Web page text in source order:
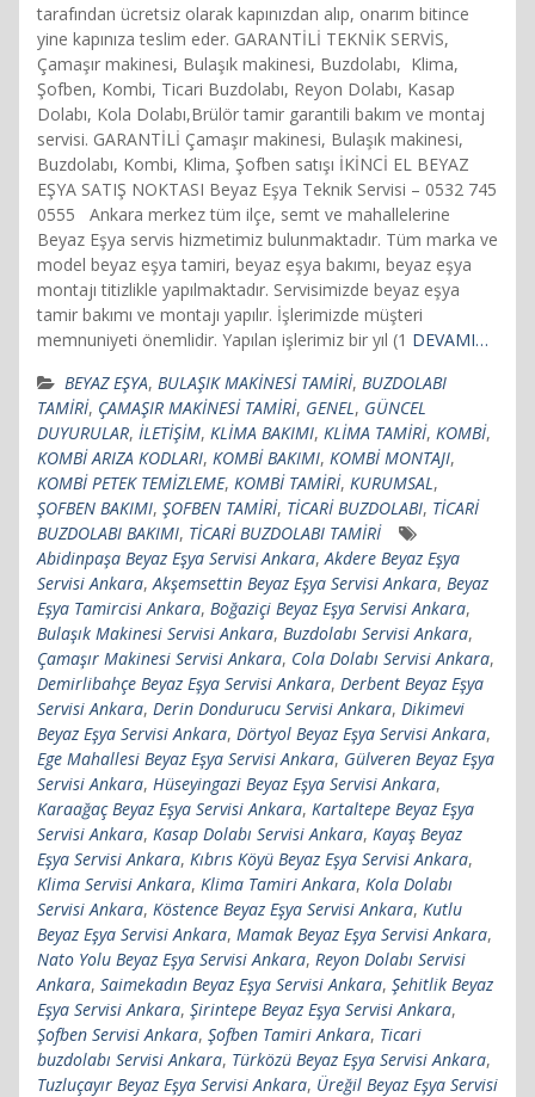
tarafından ücretsiz olarak kapınızdan alıp, onarım bitince
yine kapınıza teslim eder. GARANTİLİ TEKNİK SERVİS,
Çamaşır makinesi, Bulaşık makinesi, Buzdolabı, Klima,
Şofben, Kombi, Ticari Buzdolabı, Reyon Dolabı, Kasap
Dolabı, Kola Dolabı,Brülör tamir garantili bakım ve montaj
servisi. GARANTİLİ Çamaşır makinesi, Bulaşık makinesi,
Buzdolabı, Kombi, Klima, Şofben satışı İKİNCİ EL BEYAZ
EŞYA SATIŞ NOKTASI Beyaz Eşya Teknik Servisi – 0532 745
0555 Ankara merkez tüm ilçe, semt ve mahallelerine
Beyaz Eşya servis hizmetimiz bulunmaktadır. Tüm marka ve
model beyaz eşya tamiri, beyaz eşya bakımı, beyaz eşya
montajı titizlikle yapılmaktadır. Servisimizde beyaz eşya
tamir bakımı ve montajı yapılır. İşlerimizde müşteri
memnuniyeti önemlidir. Yapılan işlerimiz bir yıl (1 DEVAMI…
BEYAZ EŞYA, BULAŞIK MAKİNESİ TAMİRİ, BUZDOLABI
TAMİRİ, ÇAMAŞIR MAKİNESİ TAMİRİ, GENEL, GÜNCEL
DUYURULAR, İLETİŞİM, KLİMA BAKIMI, KLİMA TAMİRİ, KOMBİ,
KOMBİ ARIZA KODLARI, KOMBİ BAKIMI, KOMBİ MONTAJI,
KOMBİ PETEK TEMİZLEME, KOMBİ TAMİRİ, KURUMSAL,
ŞOFBEN BAKIMI, ŞOFBEN TAMİRİ, TİCARİ BUZDOLABI, TİCARİ
BUZDOLABI BAKIMI, TİCARİ BUZDOLABI TAMİRİ
Abidinpaşa Beyaz Eşya Servisi Ankara,Akdere Beyaz Eşya
Servisi Ankara,Akşemsettin Beyaz Eşya Servisi Ankara, Beyaz
Eşya Tamircisi Ankara, Boğaziçi Beyaz Eşya Servisi Ankara,
Bulaşık Makinesi Servisi Ankara, Buzdolabı Servisi Ankara,
Çamaşır Makinesi Servisi Ankara, Cola Dolabı Servisi Ankara,
Demirlibahçe Beyaz Eşya Servisi Ankara, Derbent Beyaz Eşya
Servisi Ankara, Derin Dondurucu Servisi Ankara, Dikimevi
Beyaz Eşya Servisi Ankara, Dörtyol Beyaz Eşya Servisi Ankara,
Ege Mahallesi Beyaz Eşya Servisi Ankara, Gülveren Beyaz Eşya
Servisi Ankara, Hüseyingazi Beyaz Eşya Servisi Ankara,
Karaağaç Beyaz Eşya Servisi Ankara, Kartaltepe Beyaz Eşya
Servisi Ankara, Kasap Dolabı Servisi Ankara, Kayaş Beyaz
Eşya Servisi Ankara, Kıbrıs Köyü Beyaz Eşya Servisi Ankara,
Klima Servisi Ankara, Klima Tamiri Ankara, Kola Dolabı
Servisi Ankara, Köstence Beyaz Eşya Servisi Ankara, Kutlu
Beyaz Eşya Servisi Ankara, Mamak Beyaz Eşya Servisi Ankara,
Nato Yolu Beyaz Eşya Servisi Ankara, Reyon Dolabı Servisi
Ankara, Saimekadın Beyaz Eşya Servisi Ankara, Şehitlik Beyaz
Eşya Servisi Ankara, Şirintepe Beyaz Eşya Servisi Ankara,
Şofben Servisi Ankara, Şofben Tamiri Ankara, Ticari
buzdolabı Servisi Ankara, Türközü Beyaz Eşya Servisi Ankara,
Tuzluçayır Beyaz Eşya Servisi Ankara, Üreğil Beyaz Eşya Servisi